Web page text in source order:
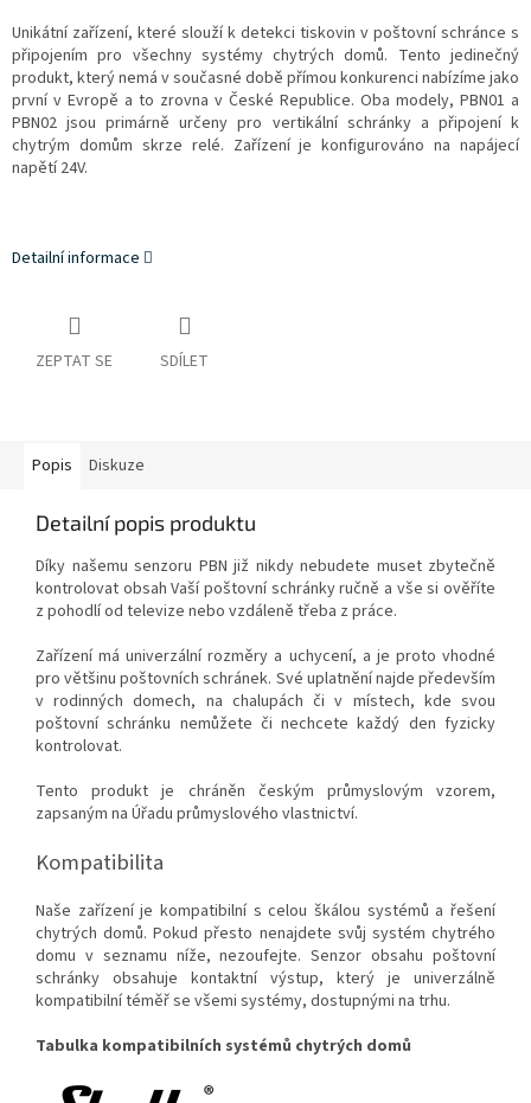
Unikátní zařízení, které slouží k detekci tiskovin v poštovní schránce s
připojením pro všechny systémy chytrých domů. Tento jedinečný
produkt, který nemá v současné době přímou konkurenci nabízíme jako
první v Evropě a to zrovna v České Republice. Oba modely, PBN01 a
PBN02 jsou primárně určeny pro vertikální schránky a připojení k
chytrým domům skrze relé. Zařízení je konfigurováno na napájecí
napětí 24V.
Detailní informace
ZEPTAT SE SDÍLET
Popis Diskuze
Detailní popis produktu
Díky našemu senzoru PBN již nikdy nebudete muset zbytečně
kontrolovat obsah Vaší poštovní schránky ručně a vše si ověříte
z pohodlí od televize nebo vzdáleně třeba z práce.
Zařízení má univerzální rozměry a uchycení, a je proto vhodné
pro většinu poštovních schránek. Své uplatnění najde především
v rodinných domech, na chalupách či v místech, kde svou
poštovní schránku nemůžete či nechcete každý den fyzicky
kontrolovat.
Tento produkt je chráněn českým průmyslovým vzorem,
zapsaným na Úřadu průmyslového vlastnictví.
Kompatibilita
Naše zařízení je kompatibilní s celou škálou systémů a řešení
chytrých domů. Pokud přesto nenajdete svůj systém chytrého
domu v seznamu níže, nezoufejte. Senzor obsahu poštovní
schránky obsahuje kontaktní výstup, který je univerzálně
kompatibilní téměř se všemi systémy, dostupnými na trhu.
Tabulka kompatibilních systémů chytrých domů